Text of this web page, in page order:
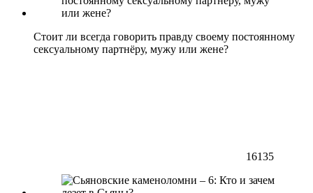
Стоит ли всегда говорить правду своему постоянному
сексуальному партнёру, мужу или жене?
16135